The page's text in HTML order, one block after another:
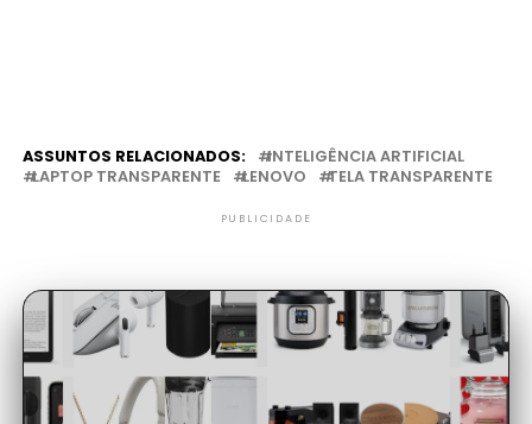
ASSUNTOS RELACIONADOS:
INTELIGÊNCIA ARTIFICIAL
LAPTOP TRANSPARENTE
LENOVO TELA TRANSPARENTE
PUBLICIDADE